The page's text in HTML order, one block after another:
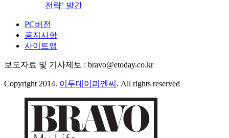
전략’ 발간
PC버전
공지사항
사이트맵
보도자료 및 기사제보 : bravo@etoday.co.kr
Copyright 2014. 이투데이피엔씨 . All rights reserved